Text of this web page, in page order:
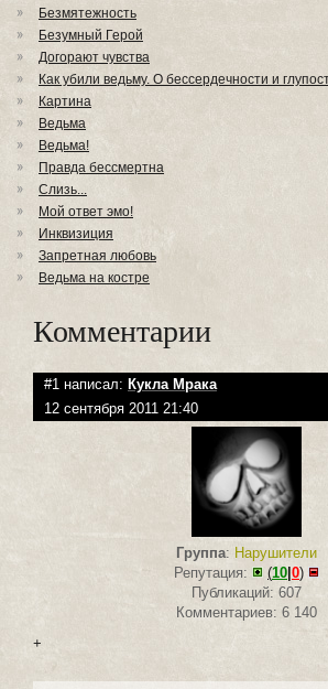
Безмятежность
Безумный Герой
Догорают чувства
Как убили ведьму. О бессердечности и
Картина
Ведьма
Ведьма!
Правда бессмертна
Слизь...
Мой ответ эмо!
Инквизиция
Запретная любовь
Ведьма на костре
Комментарии
#1 написал: Кукла Мрака
12 сентября 2011 21:40
Группа: Нарушители
Репутация:
(10 0)
Публикаций: 607
Комментариев: 6 140
+